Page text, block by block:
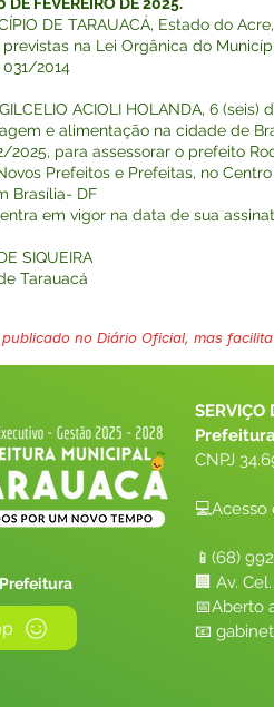
DE TARAUACÁ, Estado do
na Lei Orgânica do
2014
ACIOLI HOLANDA, 6 (seis)
e alimentação na cidade de
para assessorar o prefeito
Prefeitos e Prefeitas, no
Brasília- DF
entra em vigor na data de sua
SIQUEIRA
Tarauacá
no Diário Oficial, mas
SERVIÇO
CNPJ
💻Acesso
📱(68)
🏢 Av.
📅Aberto
📧